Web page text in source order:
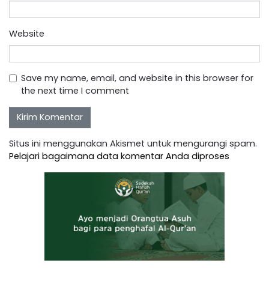
Website
Save my name, email, and website in this browser for
the next time I comment
Situs ini menggunakan Akismet untuk mengurangi spam.
Pelajari bagaimana data komentar Anda diproses